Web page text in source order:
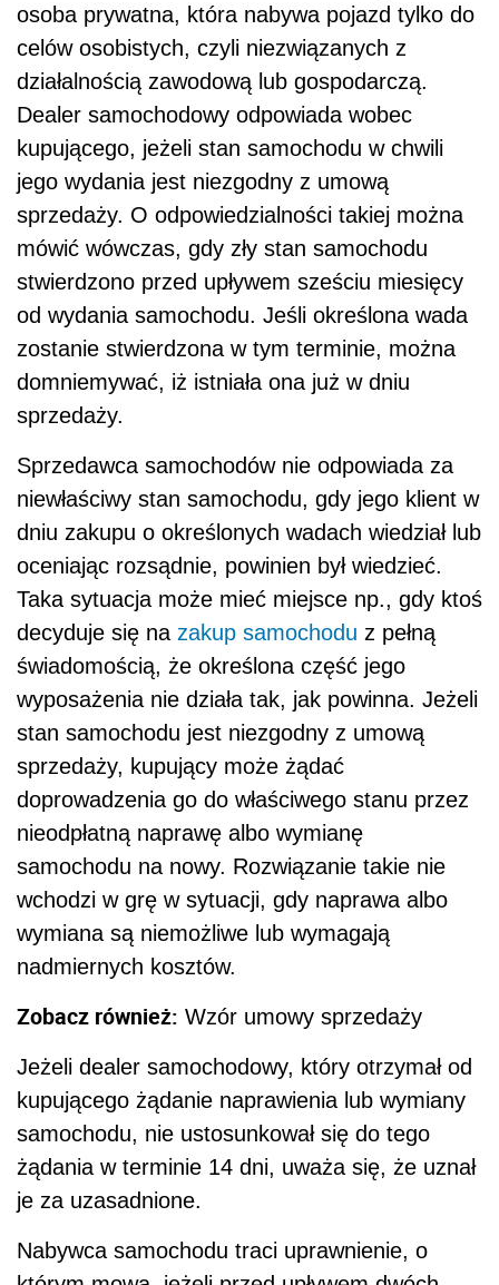
osoba prywatna, która nabywa pojazd tylko do
celów osobistych, czyli niezwiązanych z
działalnością zawodową lub gospodarczą.
Dealer samochodowy odpowiada wobec
kupującego, jeżeli stan samochodu w chwili
jego wydania jest niezgodny z umową
sprzedaży. O odpowiedzialności takiej można
mówić wówczas, gdy zły stan samochodu
stwierdzono przed upływem sześciu miesięcy
od wydania samochodu. Jeśli określona wada
zostanie stwierdzona w tym terminie, można
domniemywać, iż istniała ona już w dniu
sprzedaży.
Sprzedawca samochodów nie odpowiada za
niewłaściwy stan samochodu, gdy jego klient w
dniu zakupu o określonych wadach wiedział lub
oceniając rozsądnie, powinien był wiedzieć.
Taka sytuacja może mieć miejsce np., gdy ktoś
decyduje się na zakup samochodu z pełną
świadomością, że określona część jego
wyposażenia nie działa tak, jak powinna. Jeżeli
stan samochodu jest niezgodny z umową
sprzedaży, kupujący może żądać
doprowadzenia go do właściwego stanu przez
nieodpłatną naprawę albo wymianę
samochodu na nowy. Rozwiązanie takie nie
wchodzi w grę w sytuacji, gdy naprawa albo
wymiana są niemożliwe lub wymagają
nadmiernych kosztów.
Zobacz również: Wzór umowy sprzedaży
Jeżeli dealer samochodowy, który otrzymał od
kupującego żądanie naprawienia lub wymiany
samochodu, nie ustosunkował się do tego
żądania w terminie 14 dni, uważa się, że uznał
je za uzasadnione.
Nabywca samochodu traci uprawnienie, o